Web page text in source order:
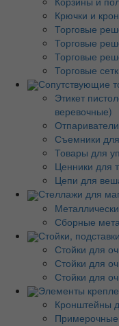
Крючки и
Торговые
Торговые
Торговые
Торговые
Сопутствующие
Этикет
веревочные)
Отпариватели
Съемники
Товары для
Ценники для
Цепи для
Стеллажи для
Сборные
Стойки,
Стойки для
Стойки для
Стойки для
Элементы
Кронштейны